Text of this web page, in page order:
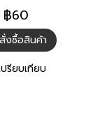
฿60
สั่งซื้อสินค้า
ปรียบเทียบ